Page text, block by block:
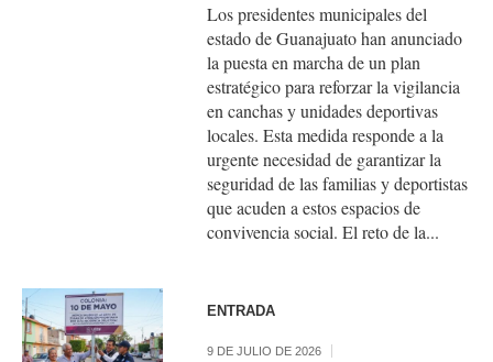
Los presidentes municipales del
estado de Guanajuato han anunciado
la puesta en marcha de un plan
estratégico para reforzar la vigilancia
en canchas y unidades deportivas
locales. Esta medida responde a la
urgente necesidad de garantizar la
seguridad de las familias y deportistas
que acuden a estos espacios de
convivencia social. El reto de la...
ENTRADA
9 DE JULIO DE 2026